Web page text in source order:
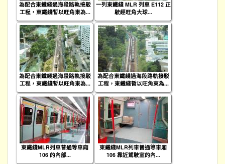
為配合東鐵綫過海段路軌接駁
工程，東鐵綫暫以旺角東為...
一列東鐵綫 MLR 列車 E112 正
駛經旺角大球...
為配合東鐵綫過海段路軌接駁
工程，東鐵綫暫以旺角東為...
為配合東鐵綫過海段路軌接駁
工程，東鐵綫暫以旺角東為...
東鐵綫MLR列車普通等車廂
106 的內部...
東鐵綫MLR列車普通等車廂
106 靠近駕駛室的內...